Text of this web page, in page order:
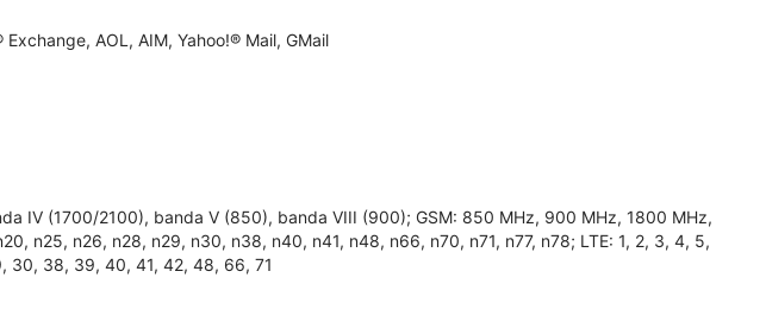
AOL, AIM, Yahoo!® Mail, GMail
IV (1700/2100), banda V (850), banda VIII (900); GSM: 850 MHz, 900 MHz, 1800 MHz,
n25, n26, n28, n29, n30, n38, n40, n41, n48, n66, n70, n71, n77, n78; LTE: 1, 2, 3, 4, 5,
30, 38, 39, 40, 41, 42, 48, 66, 71